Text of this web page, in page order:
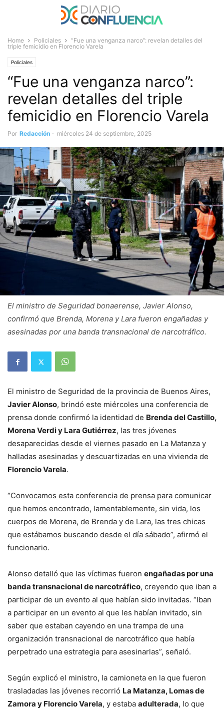
Home Policiales
“Fue una venganza narco”: revelan detalles del
triple femicidio en Florencio Varela
Policiales
“Fue una venganza narco”:
revelan detalles del triple
femicidio en Florencio Varela
Por Redacción - miércoles 24 de septiembre, 2025
El ministro de Seguridad bonaerense, Javier Alonso,
confirmó que Brenda, Morena y Lara fueron engañadas y
asesinadas por una banda transnacional de narcotráfico.
El ministro de Seguridad de la provincia de Buenos Aires,
Javier Alonso, brindó este miércoles una conferencia de
prensa donde confirmó la identidad de Brenda del Castillo,
Morena Verdi y Lara Gutiérrez, las tres jóvenes
desaparecidas desde el viernes pasado en La Matanza y
halladas asesinadas y descuartizadas en una vivienda de
Florencio Varela.
“Convocamos esta conferencia de prensa para comunicar
que hemos encontrado, lamentablemente, sin vida, los
cuerpos de Morena, de Brenda y de Lara, las tres chicas
que estábamos buscando desde el día sábado”, afirmó el
funcionario.
Alonso detalló que las víctimas fueron engañadas por una
banda transnacional de narcotráfico, creyendo que iban a
participar de un evento al que habían sido invitadas. “Iban
a participar en un evento al que les habían invitado, sin
saber que estaban cayendo en una trampa de una
organización transnacional de narcotráfico que había
perpetrado una estrategia para asesinarlas”, señaló.
Según explicó el ministro, la camioneta en la que fueron
trasladadas las jóvenes recorrió La Matanza, Lomas de
Zamora y Florencio Varela, y estaba adulterada, lo que